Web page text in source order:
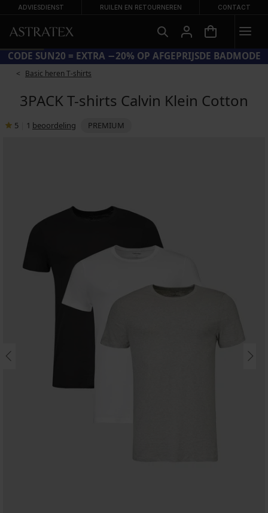
ADVIESDIENST RUILEN EN RETOURNEREN CONTACT
CODE SUN20 = EXTRA −20% OP AFGEPRIJSDE BADMODE
Basic heren T-shirts
3PACK T-shirts Calvin Klein Cotton
5 1 beoordeling PREMIUM